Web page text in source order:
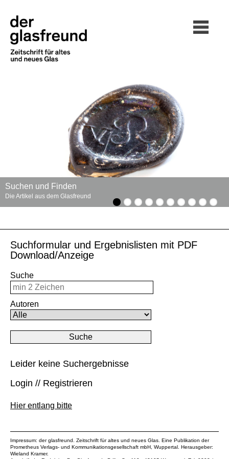
Suchen und Finden
Die Artikel aus dem Glasfreund
Suchformular und Ergebnislisten mit PDF
Download/Anzeige
Suche
Autoren
Leider keine Suchergebnisse
Login // Registrieren
Hier entlang bitte
Impressum: der glasfreund. Zeitschrift für altes und neues Glas. Eine Publikation der
Prometheus Verlags- und Kommunikationsgesellschaft mbH , Wuppertal. Herausgeber:
Wieland Kramer.